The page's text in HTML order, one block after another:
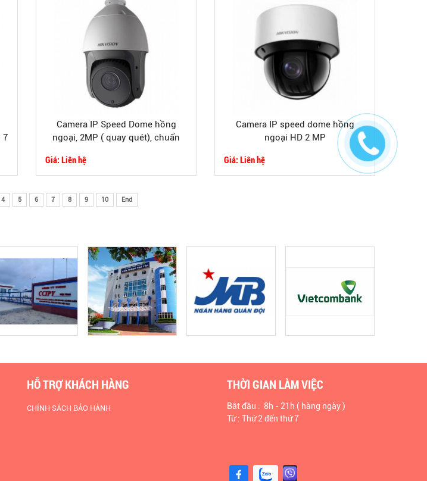
7
Camera IP Speed Dome hồng
ngoại, 2MP ( quay quét), chuẩn
Giá: Liên hệ
Camera IP speed dome hồng
ngoại HD 2 MP
Giá: Liên hệ
4 5 6 7 8 9 10 End
HỖ TRỢ KHÁCH HÀNG
CHÍNH SÁCH BẢO HÀNH
THỜI GIAN LÀM VIỆC
Bắt đầu : 8h - 21h ( hàng ngày )
Từ : Thứ 2 đến thứ 7